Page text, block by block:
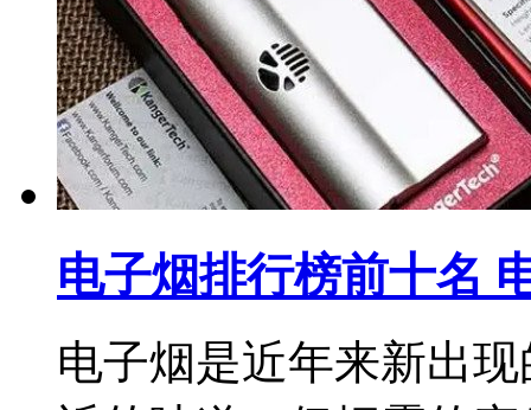
电子烟排行榜前十名
电子烟是近年来新出